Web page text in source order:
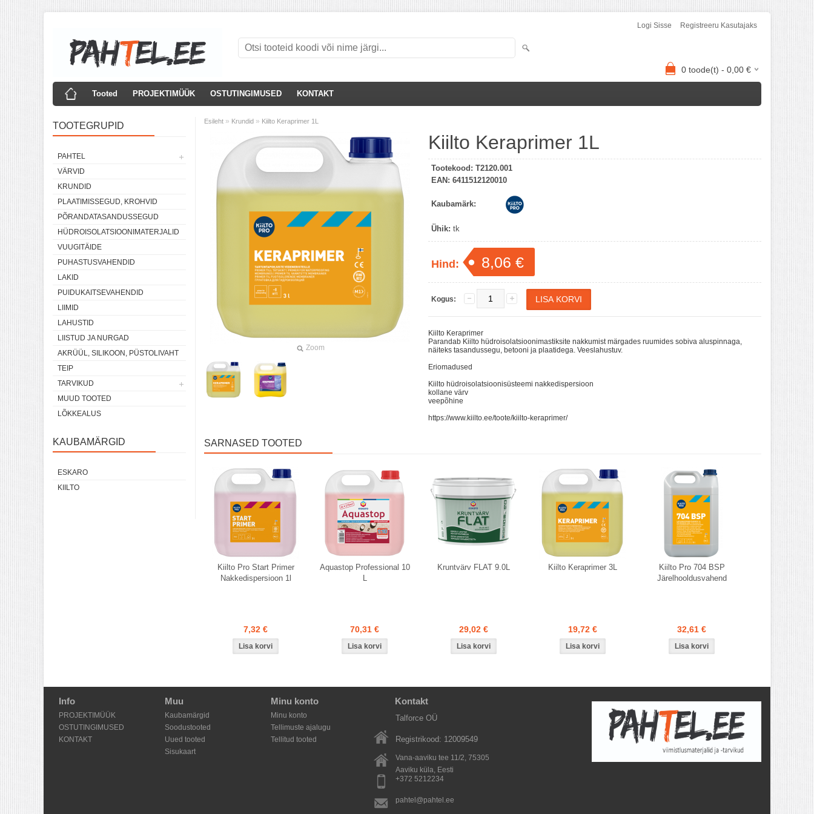
Logi Sisse Registreeru Kasutajaks
0 toode(t) - 0,00 €
Tooted PROJEKTIMÜÜK OSTUTINGIMUSED KONTAKT
TOOTEGRUPID
PAHTEL
VÄRVID
KRUNDID
PLAATIMISSEGUD, KROHVID
PÕRANDATASANDUSSEGUD
HÜDROISOLATSIOONIMATERJALID
VUUGITÄIDE
PUHASTUSVAHENDID
LAKID
PUIDUKAITSEVAHENDID
LIIMID
LAHUSTID
LIISTUD JA NURGAD
AKRÜÜL, SILIKOON, PÜSTOLIVAHT
TEIP
TARVIKUD
MUUD TOOTED
LÕKKEALUS
KAUBAMÄRGID
ESKARO
KIILTO
Esileht » Krundid » Kiilto Keraprimer 1L
Zoom
Kiilto Keraprimer 1L
Tootekood: T2120.001
EAN: 6411512120010
Kaubamärk:
Ühik: tk
Hind: 8,06 €
Kogus:
Kiilto Keraprimer
Parandab Kiilto hüdroisolatsioonimastiksite nakkumist märgades ruumides sobiva aluspinnaga,
näiteks tasandussegu, betooni ja plaatidega. Veeslahustuv.
Eriomadused
Kiilto hüdroisolatsioonisüsteemi nakkedispersioon
kollane värv
veepõhine
https://www.kiilto.ee/toote/kiilto-keraprimer/
SARNASED TOOTED
Kiilto Pro Start Primer
Nakkedispersioon 1l
7,32 €
Aquastop Professional 10
L
70,31 €
Kruntvärv FLAT 9.0L
29,02 €
Kiilto Keraprimer 3L
19,72 €
Kiilto Pro 704 BSP
Järelhooldusvahend
32,61 €
Info
PROJEKTIMÜÜK
OSTUTINGIMUSED
KONTAKT
Muu
Kaubamärgid
Soodustooted
Uued tooted
Sisukaart
Minu konto
Minu konto
Tellimuste ajalugu
Tellitud tooted
Kontakt
Talforce OÜ
Registrikood: 12009549
Vana-aaviku tee 11/2, 75305
Aaviku küla, Eesti
+372 5212234
pahtel@pahtel.ee